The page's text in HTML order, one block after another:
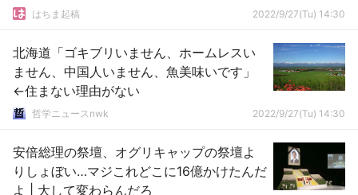
はちま起稿 2022/9/27(Tu) 14:30
北海道「ゴキブリいません、ホームレスい
ません、中国人いません、魚美味いです」
←住まない理由がない
哲学ニュースnwk 2022/9/27(Tu) 14:30
安倍総理の祭壇、オグリキャップの祭壇よ
りしょぼい…マジこれどこに16億かけたんだ
よ | 大して変わらんだろ